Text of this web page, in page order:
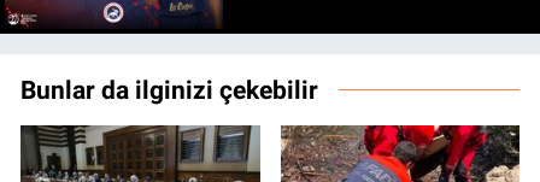
Bunlar da ilginizi çekebilir